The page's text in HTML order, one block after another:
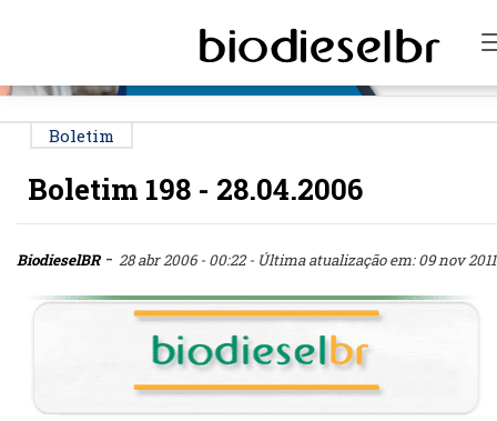
Boletim
Boletim 198 - 28.04.2006
BiodieselBR- 28 abr 2006 - 00:22- Última atualização em: 09 nov 2011